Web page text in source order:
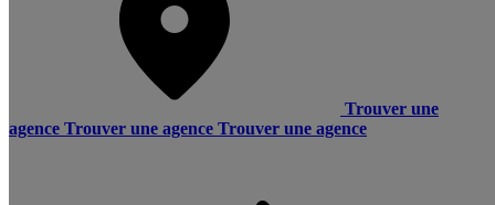
Trouver une
agence Trouver une agence Trouver une agence